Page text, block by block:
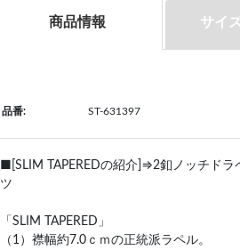
商品情報 サイ
品番: ST-631397
■[SLIM TAPEREDの紹介]⇒2釦ノッチド
ツ
「SLIM TAPERED」
（1）襟幅約7.0ｃｍの正統派ラペル。